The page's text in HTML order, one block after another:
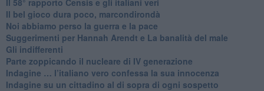
​Il bel gioco dura poco, marcondirondà
Noi abbiamo perso la guerra e la pace
Suggerimenti per Hannah Arendt e La banalità del male
​Gli indifferenti
Parte zoppicando il nucleare di IV generazione
​Indagine … l’italiano vero confessa la sua innocenza
Indagine su un cittadino al di sopra di ogni sospetto